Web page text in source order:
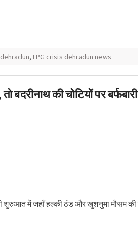
dehradun, LPG crisis dehradun news
बदरीनाथ की चोटियों पर बर्फबारी
शुरुआत में जहाँ हल्की ठंड और खुशनुमा मौसम की